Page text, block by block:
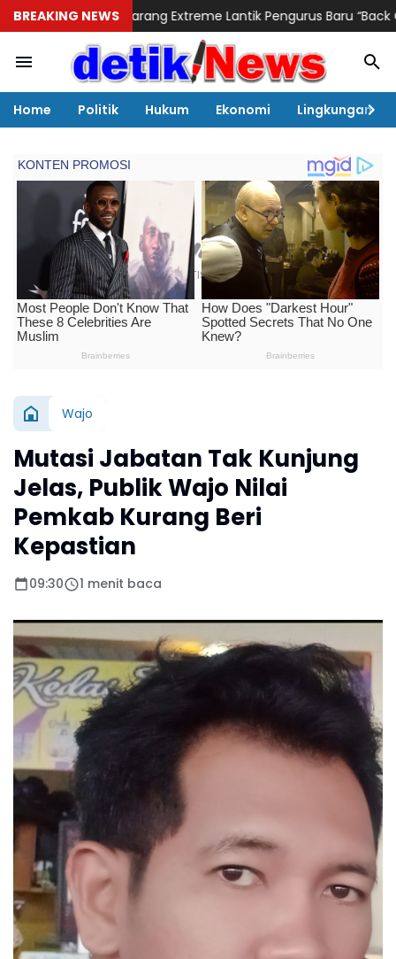
BREAKING NEWS
Extreme Lantik Pengurus Baru “Back On Track” di
Home Politik Hukum Ekonomi Lingkungan
Wajo
Mutasi Jabatan Tak Kunjung
Jelas, Publik Wajo Nilai
Pemkab Kurang Beri
Kepastian
09:30 1 menit baca